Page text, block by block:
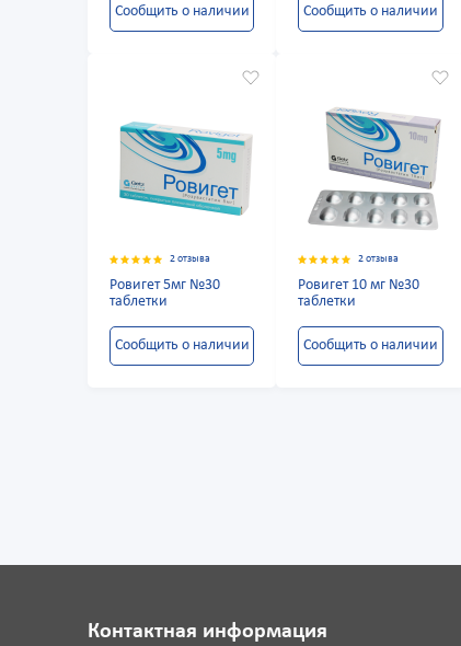
Сообщить о наличии
Сообщить о наличии
2 отзыва
Ровигет 5мг №30
таблетки
Сообщить о наличии
2 отзыва
Ровигет 10 мг №30
таблетки
Сообщить о наличии
Контактная информация